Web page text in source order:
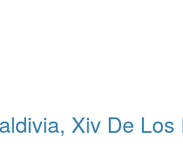
Xiv De Los